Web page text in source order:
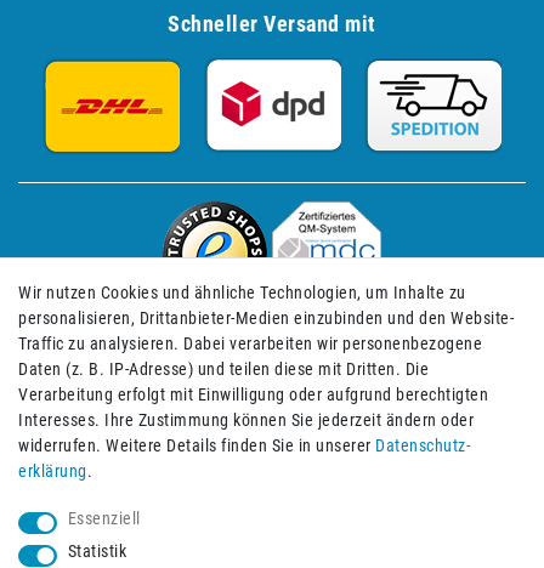
Schneller Versand mit
Impressum Daten­schutz­erklärung AGB
Wir nutzen Cookies und ähnliche Technologien, um Inhalte zu
personalisieren, Drittanbieter-Medien einzubinden und den Website-
Traffic zu analysieren. Dabei verarbeiten wir personenbezogene
Daten (z. B. IP-Adresse) und teilen diese mit Dritten. Die
Verarbeitung erfolgt mit Einwilligung oder aufgrund berechtigten
Interesses. Ihre Zustimmung können Sie jederzeit ändern oder
widerrufen. Weitere Details finden Sie in unserer Daten­schutz­
erklärung.
Essenziell
Statistik